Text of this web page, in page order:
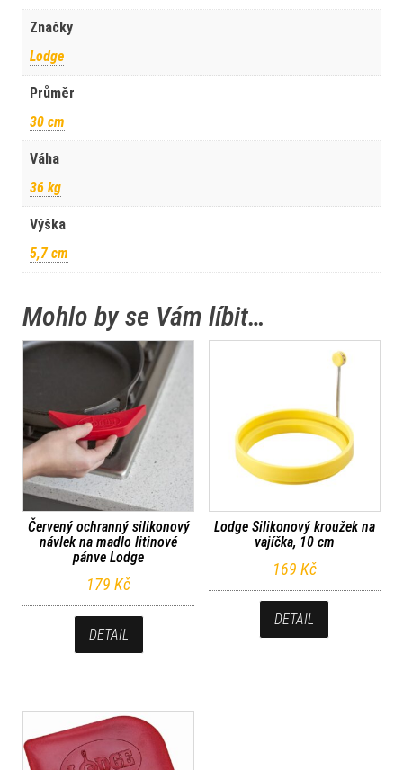
Značky
Lodge
Průměr
30 cm
Váha
36 kg
Výška
5,7 cm
Mohlo by se Vám líbit…
Červený ochranný silikonový
návlek na madlo litinové
pánve Lodge
179Kč
DETAIL
Lodge Silikonový kroužek na
vajíčka, 10 cm
169 Kč
DETAIL